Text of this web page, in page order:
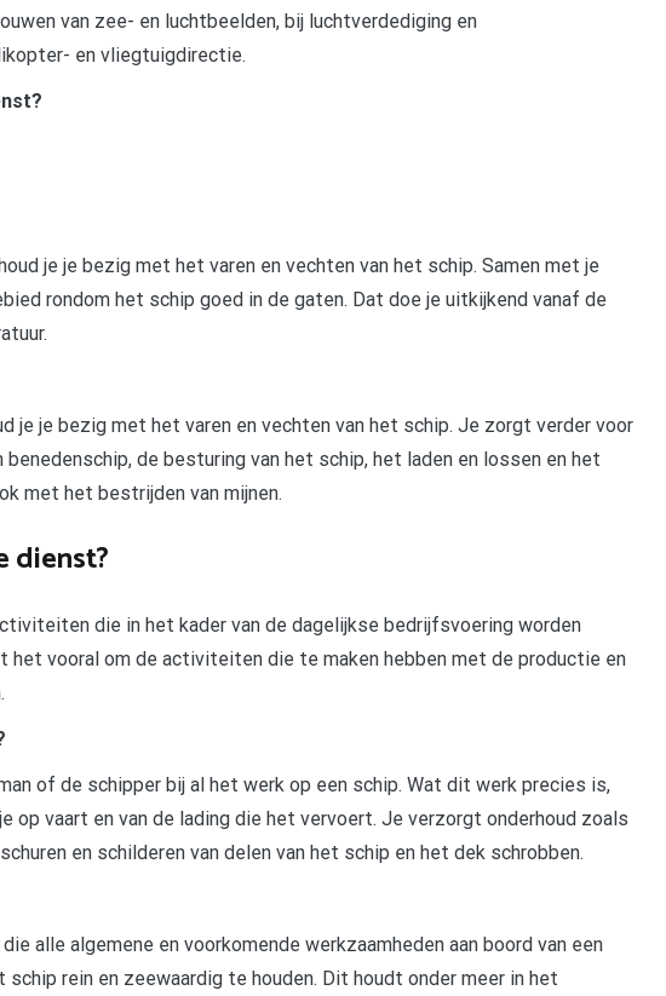
van zee- en luchtbeelden, bij luchtverdediging en
en vliegtuigdirectie.
je je bezig met het varen en vechten van het schip. Samen met je
rondom het schip goed in de gaten. Dat doe je uitkijkend vanaf de
je je bezig met het varen en vechten van het schip. Je zorgt verder voor
benedenschip, de besturing van het schip, het laden en lossen en het
met het bestrijden van mijnen.
dienst?
die in het kader van de dagelijkse bedrijfsvoering worden
het vooral om de activiteiten die te maken hebben met de productie en
of de schipper bij al het werk op een schip. Wat dit werk precies is,
op vaart en van de lading die het vervoert. Je verzorgt onderhoud zoals
en schilderen van delen van het schip en het dek schrobben.
alle algemene en voorkomende werkzaamheden aan boord van een
rein en zeewaardig te houden. Dit houdt onder meer in het